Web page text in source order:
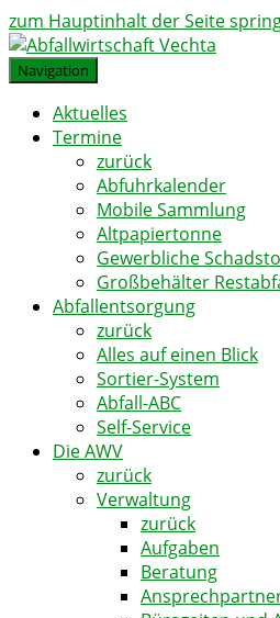
zum Hauptinhalt der Seite
Navigation
Aktuelles
Termine
zurück
Abfuhrkalender
Mobile Sammlung
Altpapiertonne
Gewerbliche
Großbehälter
Abfallentsorgung
zurück
Alles auf einen Blick
Sortier-System
Abfall-ABC
Self-Service
Die AWV
zurück
Verwaltung
zurück
Aufgaben
Beratung